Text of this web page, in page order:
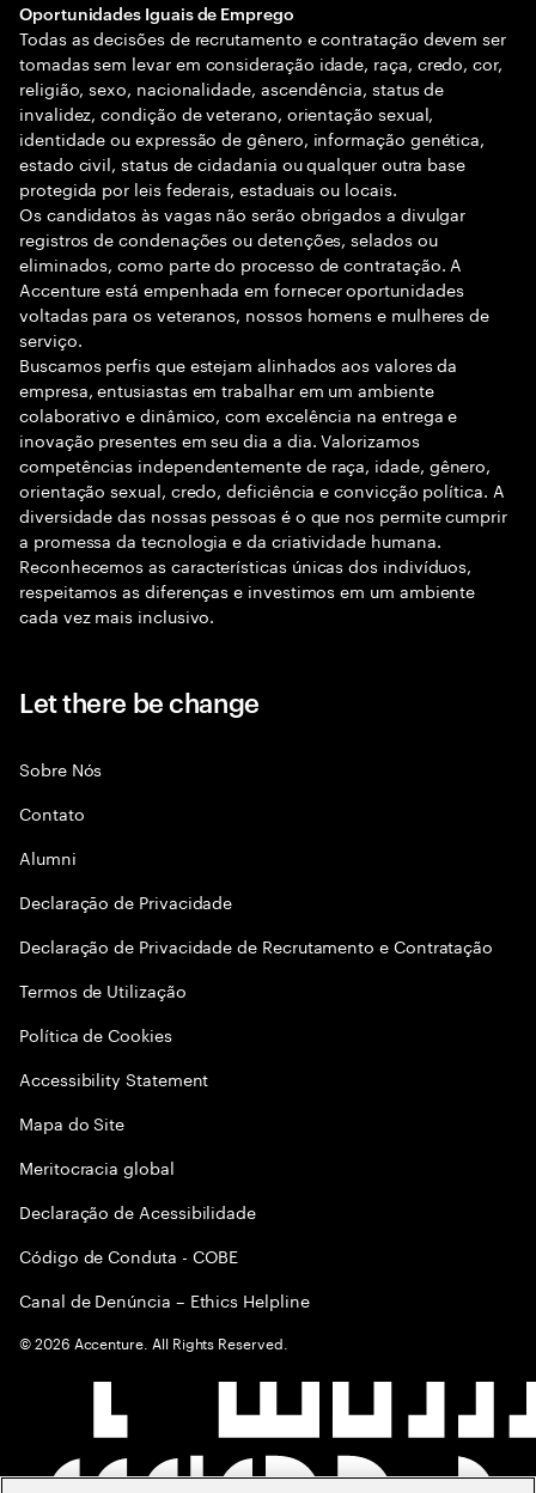
Oportunidades Iguais de Emprego
Todas as decisões de recrutamento e contratação devem ser
tomadas sem levar em consideração idade, raça, credo, cor,
religião, sexo, nacionalidade, ascendência, status de
invalidez, condição de veterano, orientação sexual,
identidade ou expressão de gênero, informação genética,
estado civil, status de cidadania ou qualquer outra base
protegida por leis federais, estaduais ou locais.
Os candidatos às vagas não serão obrigados a divulgar
registros de condenações ou detenções, selados ou
eliminados, como parte do processo de contratação. A
Accenture está empenhada em fornecer oportunidades
voltadas para os veteranos, nossos homens e mulheres de
serviço.
Buscamos perfis que estejam alinhados aos valores da
empresa, entusiastas em trabalhar em um ambiente
colaborativo e dinâmico, com excelência na entrega e
inovação presentes em seu dia a dia. Valorizamos
competências independentemente de raça, idade, gênero,
orientação sexual, credo, deficiência e convicção política. A
diversidade das nossas pessoas é o que nos permite cumprir
a promessa da tecnologia e da criatividade humana.
Reconhecemos as características únicas dos indivíduos,
respeitamos as diferenças e investimos em um ambiente
cada vez mais inclusivo.
Let there be change
Sobre Nós
Contato
Alumni
Declaraçāo de Privacidade
Declaração de Privacidade de Recrutamento e Contratação
Termos de Utilização
Política de Cookies
Accessibility Statement
Mapa do Site
Meritocracia global
Declaração de Acessibilidade
Código de Conduta - COBE
Canal de Denúncia – Ethics Helpline
©2026 Accenture. All Rights Reserved.